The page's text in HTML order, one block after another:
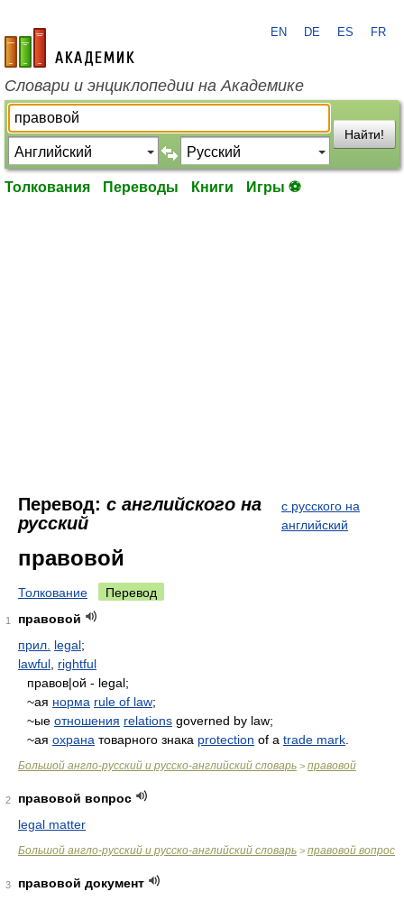
academic.ru
EN DE ES FR
Словари и энциклопедии на Академике
Найти!
Толкования Переводы Книги Игры ⚽
Перевод: с английского на
русский
с русского на
английский
правовой
Толкование Перевод
1
правовой
прил. legal;
lawful rightful
правов|ой - legal;
~ая норма rule of law;
~ыe отношения relations governed by law;
~ая охрана товарного знака protection of a trade mark
Большой англо-русский и русско-английский словарь > правовой
2
правовой вопрос
legal matter
Большой англо-русский и русско-английский словарь > правовой вопрос
3
правовой документ